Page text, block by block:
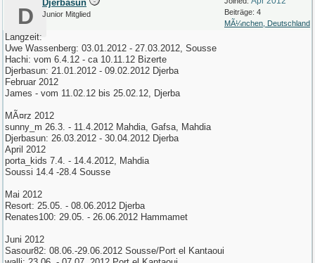
Beiträge: 4
MÃ¼nchen, Deutschland
D
Djerbasun
Junior Mitglied
Langzeit:
Uwe Wassenberg: 03.01.2012 - 27.03.2012, Sousse
Hachi: vom 6.4.12 - ca 10.11.12 Bizerte
Djerbasun: 21.01.2012 - 09.02.2012 Djerba
Februar 2012
James - vom 11.02.12 bis 25.02.12, Djerba
MÃ¤rz 2012
sunny_m 26.3. - 11.4.2012 Mahdia, Gafsa, Mahdia
Djerbasun: 26.03.2012 - 30.04.2012 Djerba
April 2012
porta_kids 7.4. - 14.4.2012, Mahdia
Soussi 14.4 -28.4 Sousse
Mai 2012
Resort: 25.05. - 08.06.2012 Djerba
Renates100: 29.05. - 26.06.2012 Hammamet
Juni 2012
Sasour82: 08.06.-29.06.2012 Sousse/Port el Kantaoui